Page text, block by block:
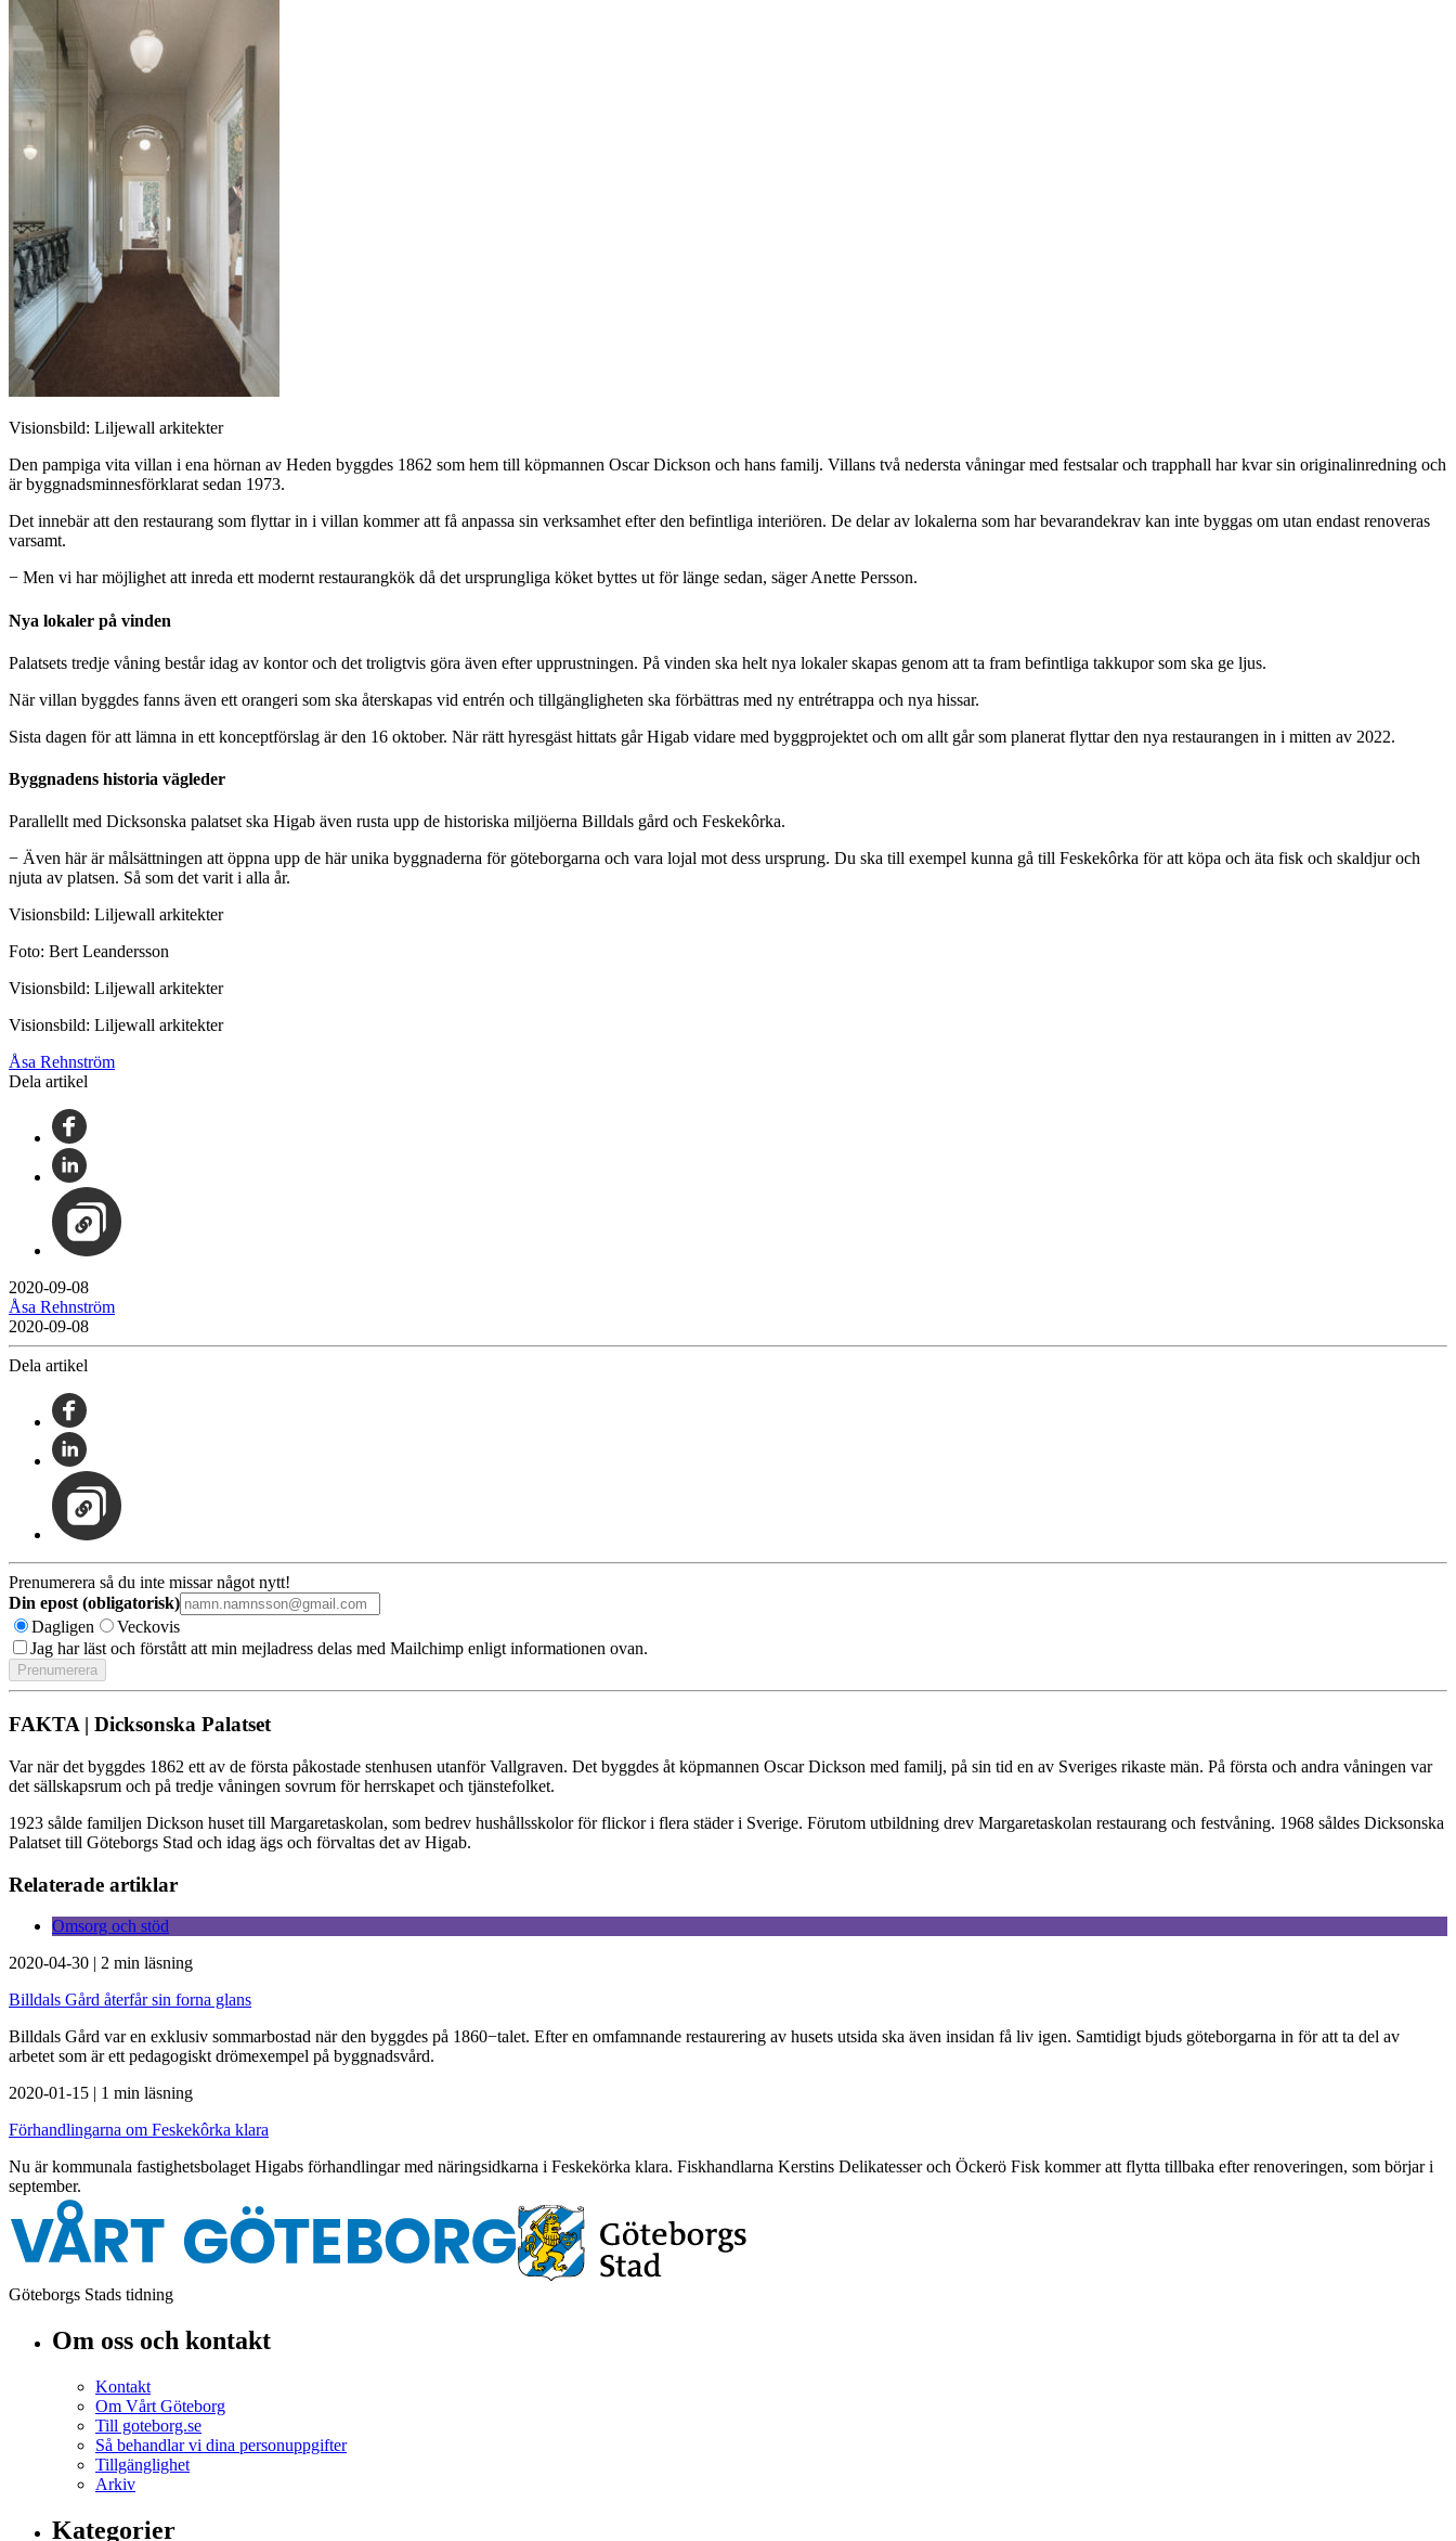
Visionsbild: Liljewall arkitekter
Den pampiga vita villan i ena hörnan av Heden byggdes 1862 som hem till köpmannen Oscar Dickson och hans familj. Villans två nedersta våningar med festsalar och trapphall har kvar sin originalinredning och
är byggnadsminnesförklarat sedan 1973.
Det innebär att den restaurang som flyttar in i villan kommer att få anpassa sin verksamhet efter den befintliga interiören. De delar av lokalerna som har bevarandekrav kan inte byggas om utan endast renoveras
varsamt.
− Men vi har möjlighet att inreda ett modernt restaurangkök då det ursprungliga köket byttes ut för länge sedan, säger Anette Persson.
Nya lokaler på vinden
Palatsets tredje våning består idag av kontor och det troligtvis göra även efter upprustningen. På vinden ska helt nya lokaler skapas genom att ta fram befintliga takkupor som ska ge ljus.
När villan byggdes fanns även ett orangeri som ska återskapas vid entrén och tillgängligheten ska förbättras med ny entrétrappa och nya hissar.
Sista dagen för att lämna in ett konceptförslag är den 16 oktober. När rätt hyresgäst hittats går Higab vidare med byggprojektet och om allt går som planerat flyttar den nya restaurangen in i mitten av 2022.
Byggnadens historia vägleder
Parallellt med Dicksonska palatset ska Higab även rusta upp de historiska miljöerna Billdals gård och Feskekôrka.
− Även här är målsättningen att öppna upp de här unika byggnaderna för göteborgarna och vara lojal mot dess ursprung. Du ska till exempel kunna gå till Feskekôrka för att köpa och äta fisk och skaldjur och
njuta av platsen. Så som det varit i alla år.
Visionsbild: Liljewall arkitekter
Foto: Bert Leandersson
Visionsbild: Liljewall arkitekter
Visionsbild: Liljewall arkitekter
Åsa Rehnström
Dela artikel
2020-09-08
Åsa Rehnström
2020-09-08
Dela artikel
Prenumerera så du inte missar något nytt!
Din epost (obligatorisk)
Dagligen
Veckovis
Jag har läst och förstått att min mejladress delas med Mailchimp enligt informationen ovan.
FAKTA | Dicksonska Palatset
Var när det byggdes 1862 ett av de första påkostade stenhusen utanför Vallgraven. Det byggdes åt köpmannen Oscar Dickson med familj, på sin tid en av Sveriges rikaste män. På första och andra våningen var
det sällskapsrum och på tredje våningen sovrum för herrskapet och tjänstefolket.
1923 sålde familjen Dickson huset till Margaretaskolan, som bedrev hushållsskolor för flickor i flera städer i Sverige. Förutom utbildning drev Margaretaskolan restaurang och festvåning. 1968 såldes Dicksonska
Palatset till Göteborgs Stad och idag ägs och förvaltas det av Higab.
Relaterade artiklar
Omsorg och stöd
2020-04-30 | 2 min läsning
Billdals Gård återfår sin forna glans
Billdals Gård var en exklusiv sommarbostad när den byggdes på 1860−talet. Efter en omfamnande restaurering av husets utsida ska även insidan få liv igen. Samtidigt bjuds göteborgarna in för att ta del av
arbetet som är ett pedagogiskt drömexempel på byggnadsvård.
2020-01-15 | 1 min läsning
Förhandlingarna om Feskekôrka klara
Nu är kommunala fastighetsbolaget Higabs förhandlingar med näringsidkarna i Feskekörka klara. Fiskhandlarna Kerstins Delikatesser och Öckerö Fisk kommer att flytta tillbaka efter renoveringen, som börjar i
september.
Göteborgs Stads tidning
Om oss och kontakt
Kontakt
Om Vårt Göteborg
Till goteborg.se
Så behandlar vi dina personuppgifter
Tillgänglighet
Arkiv
Kategorier